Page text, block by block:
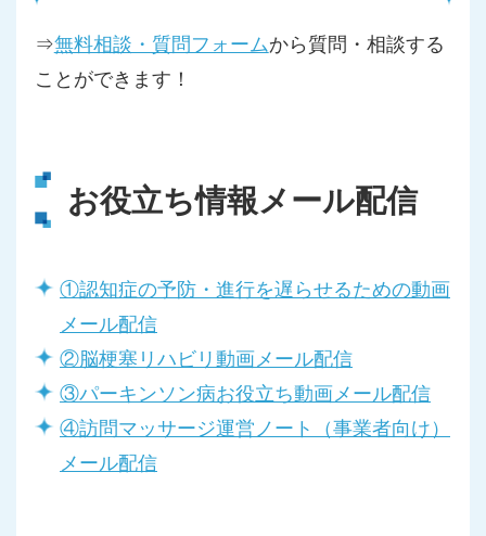
⇒無料相談・質問フォームから質問・相談する
ことができます！
お役立ち情報メール配信
①認知症の予防・進行を遅らせるための動画
メール配信
②脳梗塞リハビリ動画メール配信
③パーキンソン病お役立ち動画メール配信
④訪問マッサージ運営ノート（事業者向け）
メール配信